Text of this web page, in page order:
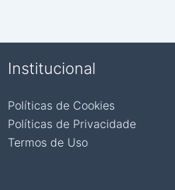
Institucional
Políticas de Cookies
Políticas de Privacidade
Termos de Uso